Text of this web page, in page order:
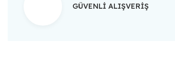
GÜVENLİ ALIŞVERİŞ